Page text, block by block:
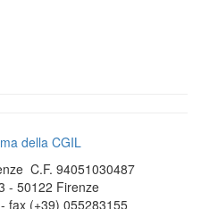
C.F. 94051030487
- 50122 Firenze
fax (+39) 055283155